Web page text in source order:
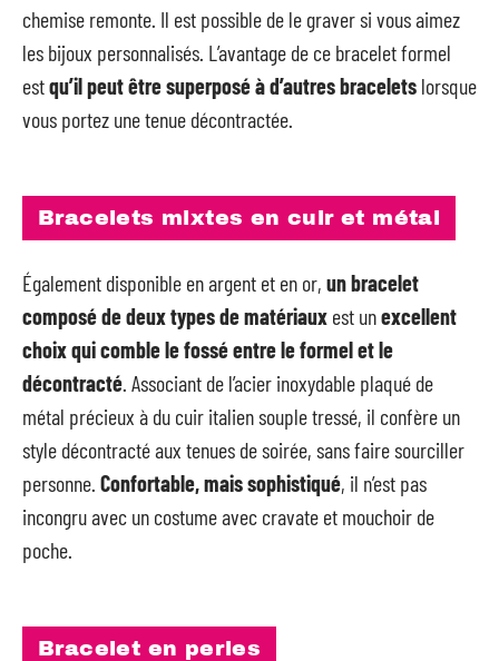
chemise remonte. Il est possible de le graver si vous aimez
les bijoux personnalisés. L’avantage de ce bracelet formel
estqu’il peut être superposé à d’autres bracelets lorsque
vous portez une tenue décontractée.
Bracelets mixtes en cuir et métal
Également disponible en argent et en or, un bracelet
composé de deux types de matériaux est unexcellent
choix qui comble le fossé entre le formel et le
décontracté . Associant de l’acier inoxydable plaqué de
métal précieux à du cuir italien souple tressé, il confère un
style décontracté aux tenues de soirée, sans faire sourciller
personne. Confortable, mais sophistiqué, il n’est pas
incongru avec un costume avec cravate et mouchoir de
poche.
Bracelet en perles